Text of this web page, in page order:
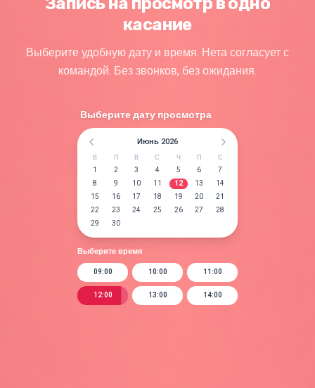
касание
Выберите удобную дату и время. Нета согласует с
командой. Без звонков, без ожидания.
Выберите дату просмотра
Июнь 2026
В П В С Ч П С
1 2 3 4 5 6
7
8
9 10 11 12 13
14
15
16 17 18 19 20
21
22
23 24 25 26 27
28
29
30
Выберите время
09:00 10:00 11:00
12:00 13:00 14:00